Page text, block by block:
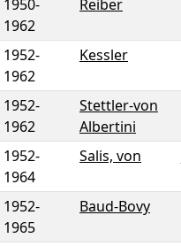
1950-
1962
Reiber
1952-
1962
Kessler
1952-
1962
Stettler-von
Albertini
1952-
1964
Salis, von
1952-
1965
Baud-Bovy